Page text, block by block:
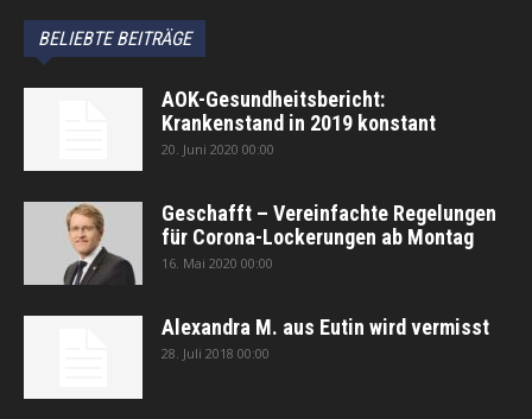
BELIEBTE BEITRÄGE
AOK-Gesundheitsbericht:
Krankenstand in 2019 konstant
20. Juni 2020 00:00
Geschafft – Vereinfachte Regelungen
für Corona-Lockerungen ab Montag
16. Mai 2020 00:00
Alexandra M. aus Eutin wird vermisst
28. Juli 2018 00:00